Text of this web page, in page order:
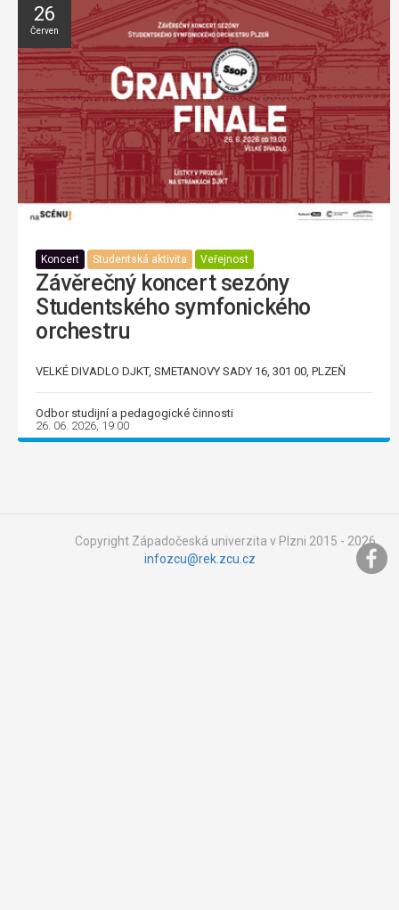
26
Červen
Koncert Studentská aktivita Veřejnost
Závěrečný koncert sezóny
Studentského symfonického
orchestru
VELKÉ DIVADLO DJKT, SMETANOVY SADY 16, 301 00, PLZEŇ
Odbor studijní a pedagogické činnosti
26. 06. 2026, 19:00
Copyright Západočeská univerzita v Plzni 2015 - 2026,
infozcu@rek.zcu.cz